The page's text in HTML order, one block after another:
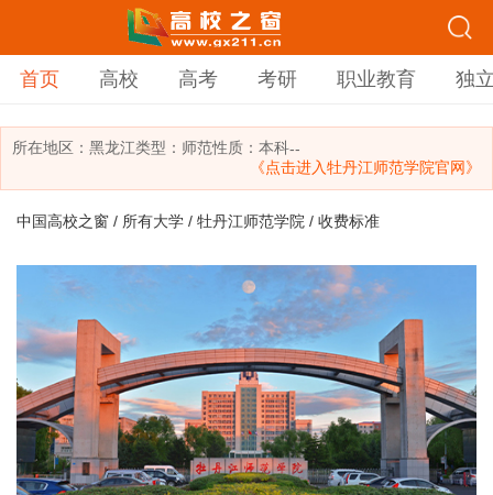
首页 高校 高考 考研 职业教育 独
所在地区： 黑龙江类型： 师范性质：本科--
《点击进入牡丹江师范学院官网》
中国高校之窗 / 所有大学 / 牡丹江师范学院 / 收费标准